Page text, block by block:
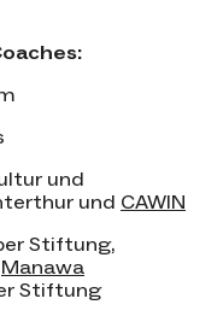
und
und CAWIN
Stiftung,
Manawa
Stiftung